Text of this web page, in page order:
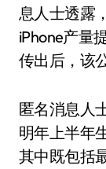
息人士透露
iPhone产量
传出后，该
匿名消息人
明年上半年
其中既包括